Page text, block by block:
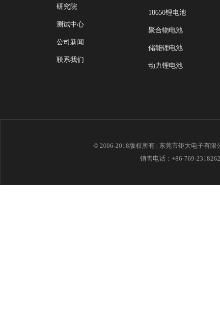
研究院
测试中心
公司新闻
联系我们
18650锂电池
聚合物电池
储能锂电池
动力锂电池
© 2006-2018版权所有 | 东莞市钜大电子有
销售电话：+86-769-